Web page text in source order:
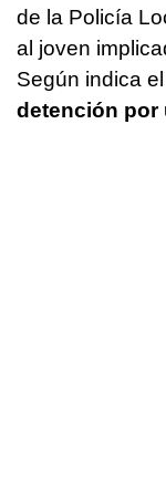
de la Policía
al joven
Según indica
detención por